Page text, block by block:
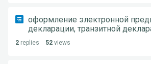
оформление электронной
декларации, транзитной
2 replies 52 views